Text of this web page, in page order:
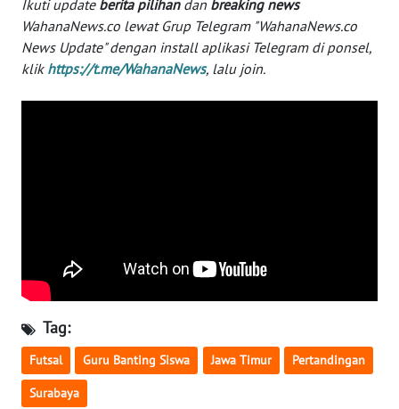
Ikuti update berita pilihandan breaking news
WahanaNews.co lewat Grup Telegram "WahanaNews.co
News Update" dengan install aplikasi Telegram di ponsel,
klik https://t.me/WahanaNews, lalu join.
Tag:
Futsal Guru Banting Siswa Jawa Timur Pertandingan
Surabaya
WN
NUSANTARA
WN
KALBAR
WN
KALTENG